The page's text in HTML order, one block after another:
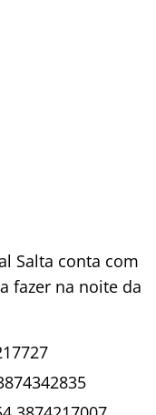
Salta conta com
fazer na noite da